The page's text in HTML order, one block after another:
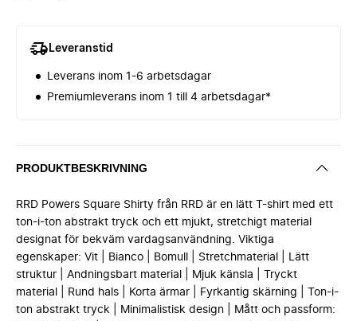
Leveranstid
Leverans inom 1-6 arbetsdagar
Premiumleverans inom 1 till 4 arbetsdagar*
PRODUKTBESKRIVNING
RRD Powers Square Shirty från RRD är en lätt T-shirt med ett
ton-i-ton abstrakt tryck och ett mjukt, stretchigt material
designat för bekväm vardagsanvändning. Viktiga
egenskaper: Vit | Bianco | Bomull | Stretchmaterial | Lätt
struktur | Andningsbart material | Mjuk känsla | Tryckt
material | Rund hals | Korta ärmar | Fyrkantig skärning | Ton-i-
ton abstrakt tryck | Minimalistisk design | Mått och passform: